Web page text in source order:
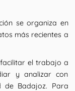
se organiza en
más recientes a
el trabajo a
y analizar con
de Badajoz. Para